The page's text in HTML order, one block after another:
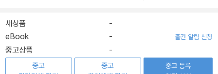
새상품
-
eBook
- 출간 알림 신청
중고상품 -
중고
중고
중고 등록